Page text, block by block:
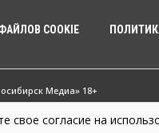
COOKIE
Медиа» 18+
области. Новости Сибири
согласие на